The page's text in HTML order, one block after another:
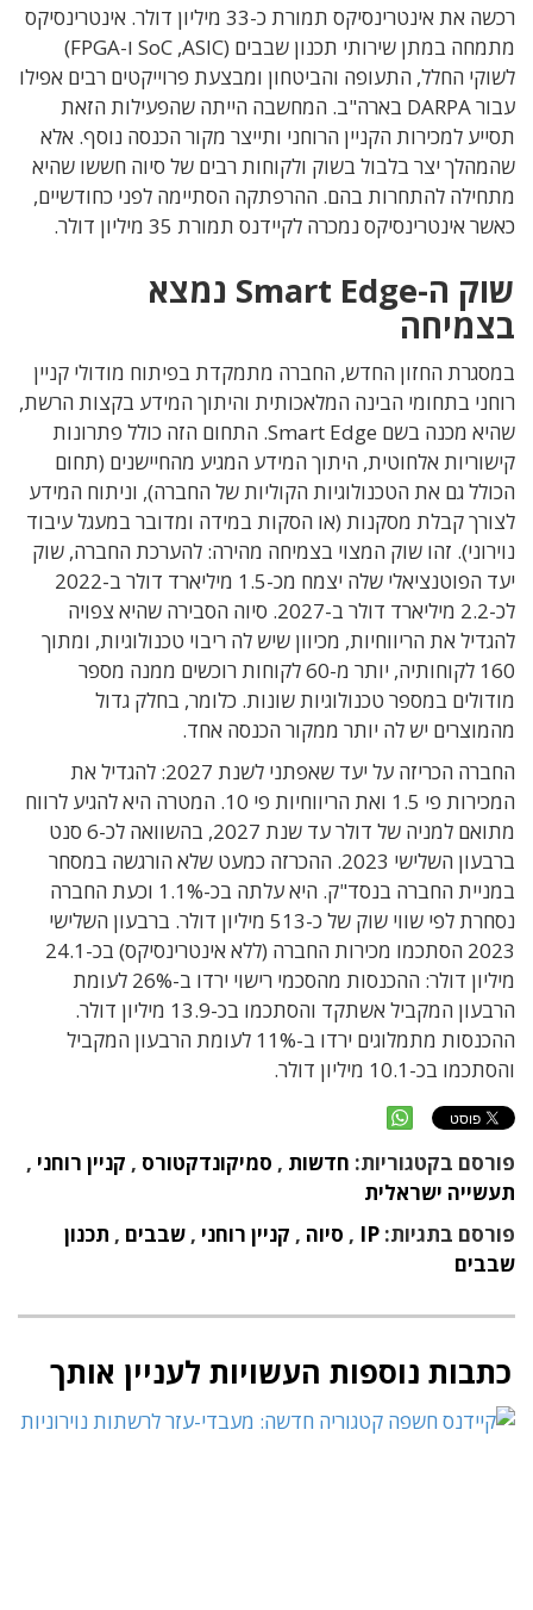
רכשה את אינטרינסיקס תמורת כ-33 מיליון דולר. אינטרינסיקס
מתמחה במתן שירותי תכנון שבבים (SoC ,ASIC ו-FPGA)
לשוקי החלל, התעופה והביטחון ומבצעת פרוייקטים רבים אפילו
עבור DARPA בארה"ב. המחשבה הייתה שהפעילות הזאת
תסייע למכירות הקניין הרוחני ותייצר מקור הכנסה נוסף. אלא
שהמהלך יצר בלבול בשוק ולקוחות רבים של סיוה חששו שהיא
מתחילה להתחרות בהם. ההרפתקה הסתיימה לפני כחודשיים,
כאשר אינטרינסיקס נמכרה לקיידנס תמורת 35 מיליון דולר.
שוק ה-Smart Edge נמצא
בצמיחה
במסגרת החזון החדש, החברה מתמקדת בפיתוח מודולי קניין
רוחני בתחומי הבינה המלאכותית והיתוך המידע בקצות הרשת,
שהיא מכנה בשם Smart Edge. התחום הזה כולל פתרונות
קישוריות אלחוטית, היתוך המידע המגיע מהחיישנים (תחום
הכולל גם את הטכנולוגיות הקוליות של החברה), וניתוח המידע
לצורך קבלת מסקנות (או הסקות במידה ומדובר במעגל עיבוד
נוירוני). זהו שוק המצוי בצמיחה מהירה: להערכת החברה, שוק
יעד הפוטנציאלי שלה יצמח מכ-1.5 מיליארד דולר ב-2022
לכ-2.2 מיליארד דולר ב-2027. סיוה הסבירה שהיא צפויה
להגדיל את הריווחיות, מכיוון שיש לה ריבוי טכנולוגיות, ומתוך
160 לקוחותיה, יותר מ-60 לקוחות רוכשים ממנה מספר
מודולים במספר טכנולוגיות שונות. כלומר, בחלק גדול
מהמוצרים יש לה יותר ממקור הכנסה אחד.
החברה הכריזה על יעד שאפתני לשנת 2027: להגדיל את
המכירות פי 1.5 ואת הריווחיות פי 10. המטרה היא להגיע לרווח
מתואם למניה של דולר עד שנת 2027, בהשוואה לכ-6 סנט
ברבעון השלישי 2023. ההכרזה כמעט שלא הורגשה במסחר
במניית החברה בנסד"ק. היא עלתה בכ-1.1% וכעת החברה
נסחרת לפי שווי שוק של כ-513 מיליון דולר. ברבעון השלישי
2023 הסתכמו מכירות החברה (ללא אינטרינסיקס)
בכ-24.1
מיליון דולר: ההכנסות מהסכמי רישוי ירדו ב-26%
לעומת
הרבעון המקביל אשתקד והסתכמו בכ-13.9 מיליון דולר.
ההכנסות מתמלוגים ירדו ב-11%
לעומת הרבעון המקביל
והסתכמו בכ-10.1 מיליון דולר.
פורסם בקטגוריות: חדשות , סמיקונדקטורס , קניין רוחני ,
תעשייה ישראלית
פורסם בתגיות: IP
, סיוה , קניין רוחני , שבבים , תכנון
שבבים
כתבות נוספות העשויות לעניין אותך